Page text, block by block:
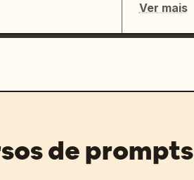
Ver mais
de prompts